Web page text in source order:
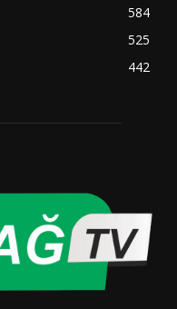
584
525
442